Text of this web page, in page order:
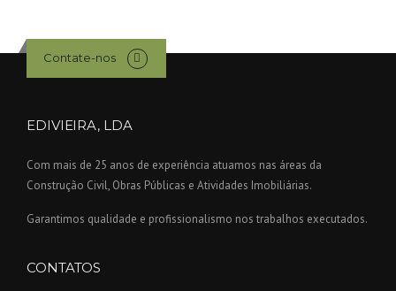
Contate-nos
EDIVIEIRA, LDA
Com mais de 25 anos de experiência atuamos nas áreas da
Construção Civil, Obras Públicas e Atividades Imobiliárias.
Garantimos qualidade e profissionalismo nos trabalhos executados.
CONTATOS